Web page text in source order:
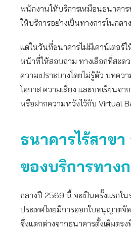
พนักงานให้บริการเหมือนธนาคา
ให้บริการอย่างเป็นทางการในกล
แต่ในวันที่ธนาคารไม่มีเคาน์เตอร์ใ
หน้าที่ให้สอบถาม ทางเลือกที่สะด
ความเปราะบางโดยไม่รู้ตัว บทค
โอกาส ความเสี่ยง และบทเรียนจา
หรือฝากความหวังไว้กับ Virtual
ธนาคารไร้สาข
ของบริการทางก
กลางปี 2569 นี้ จะเป็นครั้งแรกใ
ประเทศไทยมีการออกใบอนุญาต
ซึ่งแตกต่างจากธนาคารดั้งเดิมตร